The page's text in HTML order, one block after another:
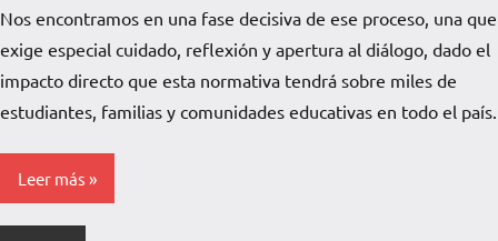
Nos encontramos en una fase decisiva de ese proceso, una que
exige especial cuidado, reflexión y apertura al diálogo, dado el
impacto directo que esta normativa tendrá sobre miles de
estudiantes, familias y comunidades educativas en todo el país.
Leer más